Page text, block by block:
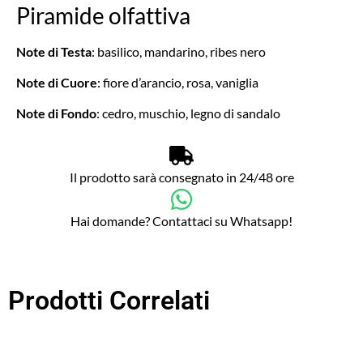
Piramide olfattiva
Note di Testa: basilico, mandarino, ribes nero
Note di Cuore: fiore d’arancio, rosa, vaniglia
Note di Fondo: cedro, muschio, legno di sandalo
Il prodotto sarà consegnato in 24/48 ore
Hai domande? Contattaci su Whatsapp!
Prodotti Correlati